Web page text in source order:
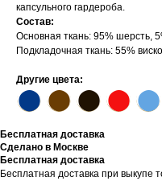
капсульного гардероба.
Состав:
Основная ткань: 95% шерсть,
Подкладочная ткань: 55%
Другие цвета:
⬤ ⬤ ⬤ ⬤ ⬤
Бесплатная доставка
Сделано в Москве
Бесплатная доставка
Бесплатная доставка при выкупе